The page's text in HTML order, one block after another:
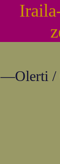
—Olerti /